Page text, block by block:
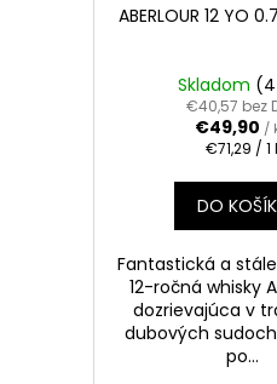
ABERLOUR 12 YO
Skladom
€40,57 bez
€49,90 /
€71,29 / 1 l
DO
Fantastická a
12-ročná whisky
dozrievajúca v
dubových
po...